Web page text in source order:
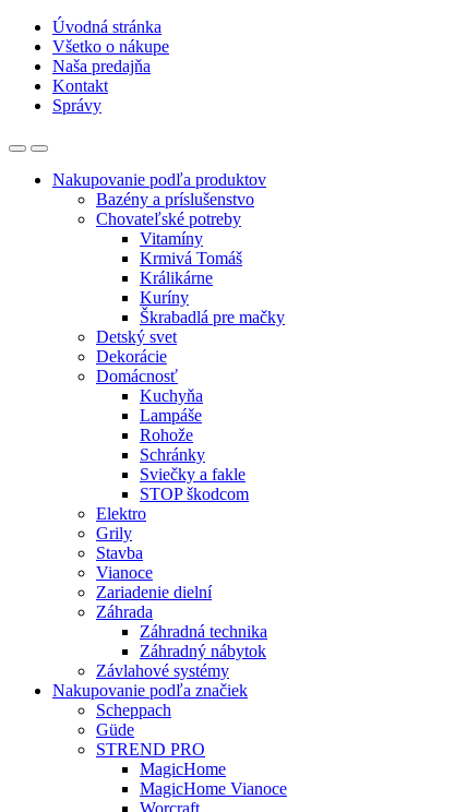
Úvodná stránka
Všetko o nákupe
Naša predajňa
Kontakt
Správy
Nakupovanie podľa produktov
Bazény a príslušenstvo
Chovateľské potreby
Vitamíny
Krmivá Tomáš
Králikárne
Kuríny
Škrabadlá pre mačky
Detský svet
Dekorácie
Domácnosť
Kuchyňa
Lampáše
Rohože
Schránky
Sviečky a fakle
STOP škodcom
Elektro
Grily
Stavba
Vianoce
Zariadenie dielní
Záhrada
Záhradná technika
Záhradný nábytok
Závlahové systémy
Nakupovanie podľa značiek
Scheppach
Güde
STREND PRO
MagicHome
MagicHome Vianoce
Worcraft